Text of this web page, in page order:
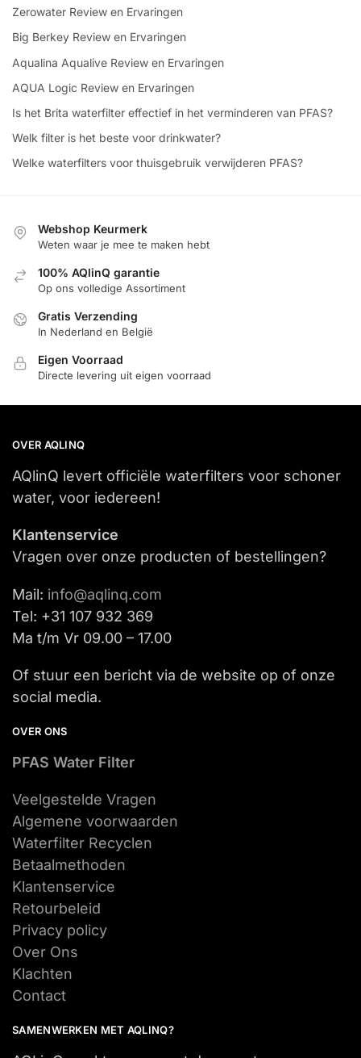
Zerowater Review en Ervaringen
Big Berkey Review en Ervaringen
Aqualina Aqualive Review en Ervaringen
AQUA Logic Review en Ervaringen
Is het Brita waterfilter effectief in het verminderen van PFAS?
Welk filter is het beste voor drinkwater?
Welke waterfilters voor thuisgebruik verwijderen PFAS?
Webshop Keurmerk
Weten waar je mee te maken hebt
100% AQlinQ garantie
Op ons volledige Assortiment
Gratis Verzending
In Nederland en België
Eigen Voorraad
Directe levering uit eigen voorraad
OVER AQLINQ
AQlinQ levert officiële waterfilters voor schoner
water, voor iedereen!
Klantenservice
Vragen over onze producten of bestellingen?
Mail: info@aqlinq.com
Tel: +31 107 932 369
Ma t/m Vr 09.00 – 17.00
Of stuur een bericht via de website op of onze
social media.
OVER ONS
PFAS Water Filter
Veelgestelde Vragen
Algemene voorwaarden
Waterfilter Recyclen
Betaalmethoden
Klantenservice
Retourbeleid
Privacy policy
Over Ons
Klachten
Contact
SAMENWERKEN MET AQLINQ?